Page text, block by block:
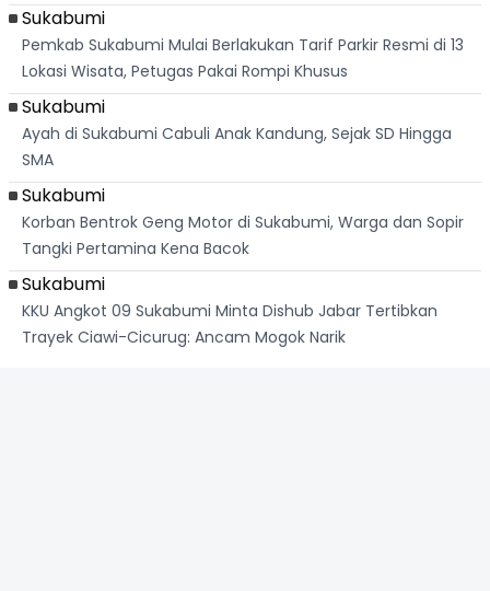
Sukabumi
Pemkab Sukabumi Mulai Berlakukan Tarif Parkir Resmi di 13
Lokasi Wisata, Petugas Pakai Rompi Khusus
Sukabumi
Ayah di Sukabumi Cabuli Anak Kandung, Sejak SD Hingga
SMA
Sukabumi
Korban Bentrok Geng Motor di Sukabumi, Warga dan Sopir
Tangki Pertamina Kena Bacok
Sukabumi
KKU Angkot 09 Sukabumi Minta Dishub Jabar Tertibkan
Trayek Ciawi-Cicurug: Ancam Mogok Narik